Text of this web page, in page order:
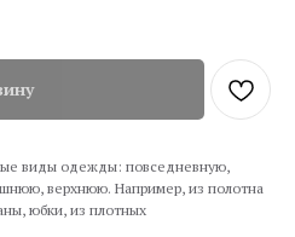
виды одежды: повседневную,
верхнюю. Например, из полотна
юбки, из плотных